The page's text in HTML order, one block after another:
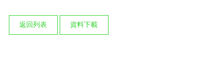
返回列表 資料下載